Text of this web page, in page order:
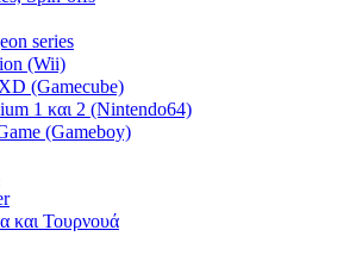
series
(Wii)
(Gamecube)
1 και 2 (Nintendo64)
(Gameboy)
Τουρνουά